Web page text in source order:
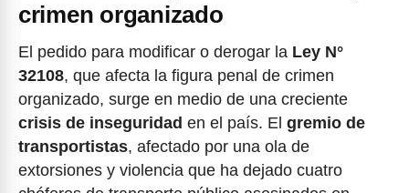
crimen organizado
El pedido para modificar o derogar la Ley N°
32108, que afecta la figura penal de crimen
organizado, surge en medio de una creciente
crisis de inseguridad en el país. El gremio de
transportistas, afectado por una ola de
extorsiones y violencia que ha dejado cuatro